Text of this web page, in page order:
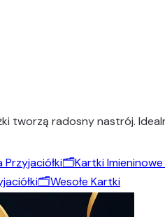
tworzą radosny nastrój.
🗂️Kartki
🗂️Wesołe Kartki